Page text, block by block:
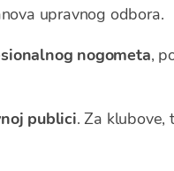
upravnog odbora.
nogometa,
publici. Za klubove,